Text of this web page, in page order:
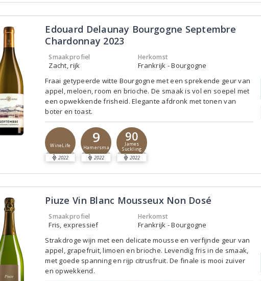
Edouard Delaunay Bourgogne Septembre
Chardonnay 2023
Smaakprofiel
Zacht, rijk
Herkomst
Frankrijk - Bourgogne
Fraai getypeerde witte Bourgogne met een sprekende geur van
appel, meloen, room en brioche. De smaak is vol en soepel met
een opwekkende frisheid. Elegante afdronk met tonen van
boter en toast.
WineLife
2022
9
Hamersma
2022
90
James
Suckling
2022
Piuze Vin Blanc Mousseux Non Dosé
Smaakprofiel
Fris, expressief
Herkomst
Frankrijk - Bourgogne
Strakdroge wijn met een delicate mousse en verfijnde geur van
appel, grapefruit, limoen en brioche. Levendig fris in de smaak,
met goede spanning en rijp citrusfruit. De finale is mooi zuiver
en opwekkend.